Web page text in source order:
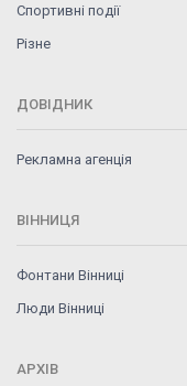
Спортивні події
Різне
ДОВІДНИК
Рекламна агенція
ВІННИЦЯ
Фонтани Вінниці
Люди Вінниці
АРХІВ